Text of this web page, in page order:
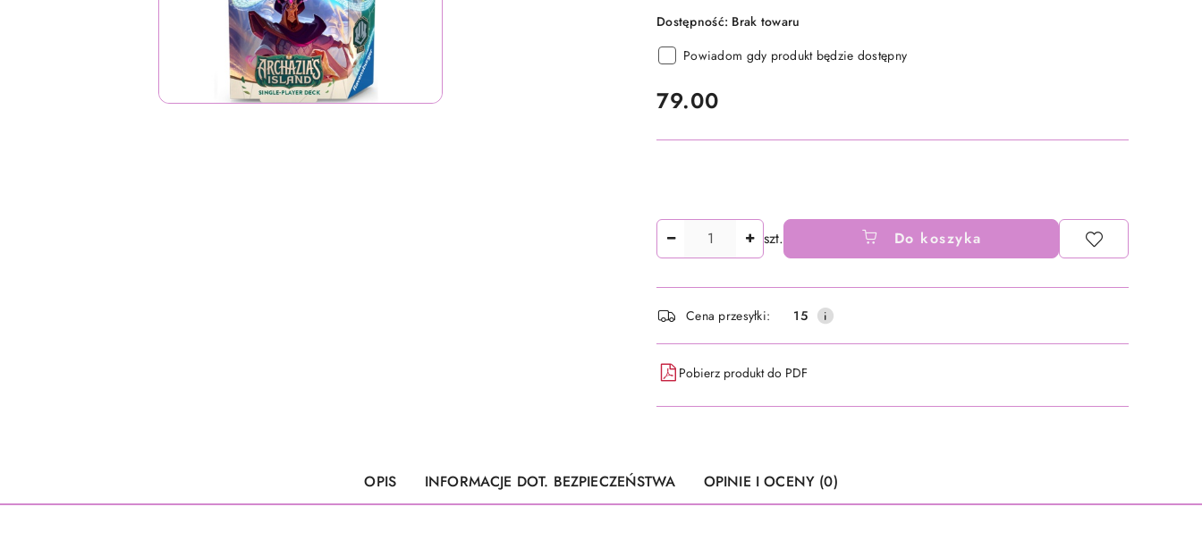
Dostępność: Brak towaru
Powiadom gdy produkt będzie dostępny
cena:
79.00
Ilość szt. Do koszyka
Dostępność
i
dostawa
Cena przesyłki: 15
Pobierz produkt do PDF
OPIS INFORMACJE DOT. BEZPIECZEŃSTWA OPINIE I OCENY (0)